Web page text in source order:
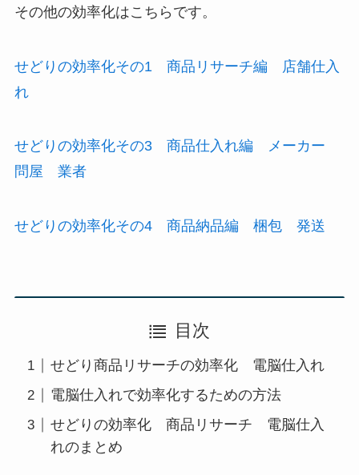
その他の効率化はこちらです。
せどりの効率化その1 商品リサーチ編 店舗仕入
れ
せどりの効率化その3 商品仕入れ編 メーカー
問屋 業者
せどりの効率化その4 商品納品編 梱包 発送
目次
せどり商品リサーチの効率化 電脳仕入れ
電脳仕入れで効率化するための方法
せどりの効率化 商品リサーチ 電脳仕入
れのまとめ